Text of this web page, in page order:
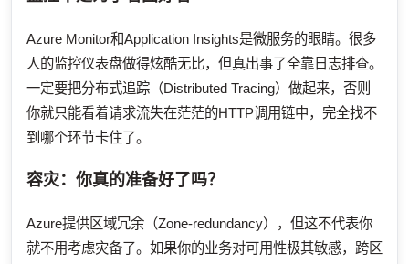
Azure Monitor和Application Insights是微服务的眼睛。很多
人的监控仪表盘做得炫酷无比，但真出事了全靠日志排查。
一定要把分布式追踪（Distributed Tracing）做起来，否则
你就只能看着请求流失在茫茫的HTTP调用链中，完全找不
到哪个环节卡住了。
容灾：你真的准备好了吗？
Azure提供区域冗余（Zone-redundancy），但这不代表你
就不用考虑灾备了。如果你的业务对可用性极其敏感，跨区